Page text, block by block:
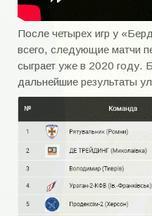
После четырех игр у
всего, следующие матчи
сыграет уже в 2020 году.
дальнейшие результаты